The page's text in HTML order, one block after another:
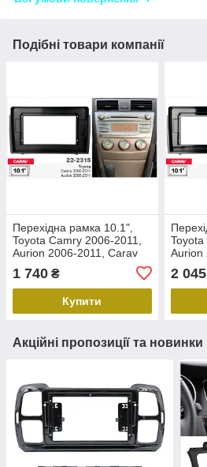
Подібні товари компанії
Перехідна рамка 10.1",
Toyota Camry 2006-2011,
Aurion 2006-2011, Carav
1 740 ₴
Купити
Toyota
Aurion
2 045
Акційні пропозиції та новинки